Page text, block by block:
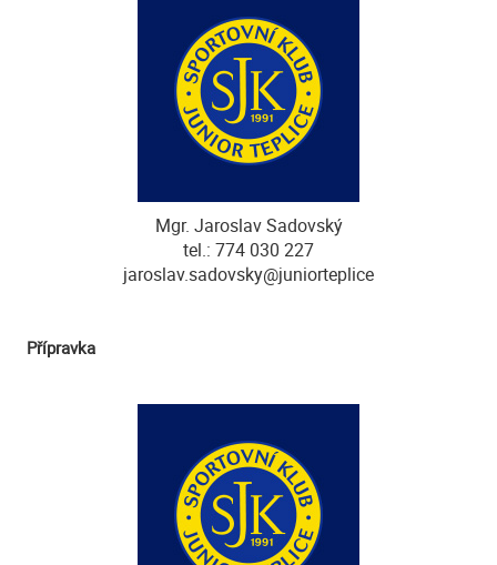
Mgr. Jaroslav Sadovský
tel.: 774 030 227
jaroslav.sadovsky@juniorteplice
Přípravka